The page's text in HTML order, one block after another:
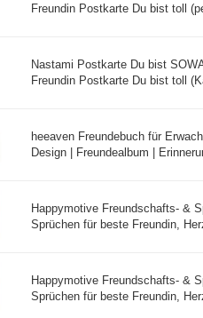
Freundin Postkarte Du bist toll
Nastami Postkarte Du bist
Freundin Postkarte Du bist toll
heeaven Freundebuch für
Design | Freundealbum |
Happymotive Freundschafts- &
Sprüchen für beste Freundin,
Happymotive Freundschafts- &
Sprüchen für beste Freundin,